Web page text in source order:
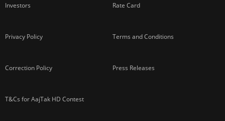
Investors Rate Card
Privacy Policy Terms and Conditions
Correction Policy Press Releases
T&Cs for AajTak HD Contest